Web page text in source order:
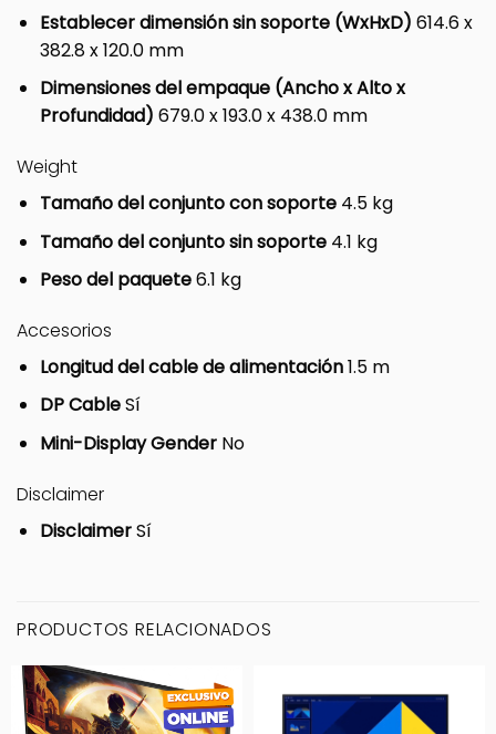
Establecer dimensión sin soporte (WxHxD) 614.6 x
382.8 x 120.0 mm
Dimensiones del empaque (Ancho x Alto x
Profundidad) 679.0 x 193.0 x 438.0 mm
Weight
Tamaño del conjunto con soporte 4.5 kg
Tamaño del conjunto sin soporte 4.1 kg
Peso del paquete6.1 kg
Accesorios
Longitud del cable de alimentación1.5 m
DP CableSí
Mini-Display Gender No
Disclaimer
DisclaimerSí
PRODUCTOS RELACIONADOS